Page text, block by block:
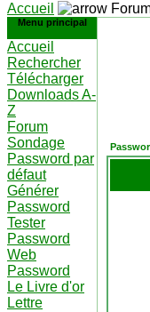
Accueil
Menu principal
Accueil
Rechercher
Télécharger
Downloads A-
Z
Forum
Sondage
Password par
défaut
Générer
Password
Tester
Password
Web
Password
Le Livre d'or
Lettre